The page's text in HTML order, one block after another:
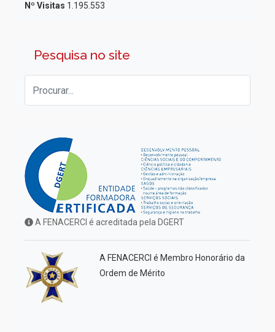
Nº Visitas 1.195.553
Pesquisa no site
A FENACERCI é acreditada pela DGERT
A FENACERCI é Membro Honorário da
Ordem de Mérito